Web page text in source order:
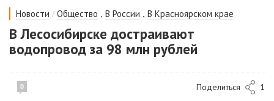
Новости / Общество , В России , В Красноярском крае
В Лесосибирске достраивают
водопровод за 98 млн рублей
0 Поделиться 1